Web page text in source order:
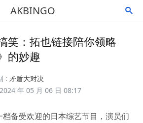
AKBINGO 
笑：拓也链接陪你领略
的妙趣
: 矛盾大对决
2024 年 05 月 06 日 08:17
档备受欢迎的日本综艺节目，演员们